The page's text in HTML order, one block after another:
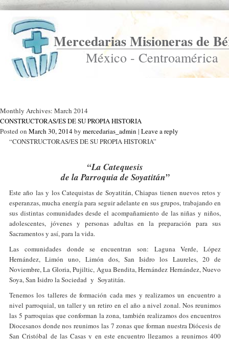
Mercedarias Misioneras de
México - Centroamérica
Monthly Archives: March 2014
CONSTRUCTORAS/ES DE SU PROPIA HISTORIA
Posted on March 30, 2014by mercedarias_admin | Leave a reply
“CONSTRUCTORAS/ES DE SU PROPIA HISTORIA”
“La Catequesis
de la Parroquia de Soyatitán”
Este año las y los Catequistas de Soyatitán, Chiapas tienen nuevos retos y
esperanzas, mucha energía para seguir adelante en sus grupos, trabajando en
sus distintas comunidades desde el acompañamiento de las niñas y niños,
adolescentes, jóvenes y personas adultas en la preparación para sus
Sacramentos y así, para la vida.
Las comunidades donde se encuentran son: Laguna Verde, López
Hernández, Limón uno, Limón dos, San Isidro los Laureles, 20 de
Noviembre, La Gloria, Pujiltic, Agua Bendita, Hernández Hernández, Nuevo
Soya, San Isidro la Sociedad y Soyatitán.
Tenemos los talleres de formación cada mes y realizamos un encuentro a
nivel parroquial, un taller y un retiro en el año a nivel zonal. Nos reunimos
las 5 parroquias que conforman la zona, también realizamos dos encuentros
Diocesanos donde nos reunimos las 7 zonas que forman nuestra Diócesis de
San Cristóbal de las Casas y en este encuentro llegamos a reunirnos 400